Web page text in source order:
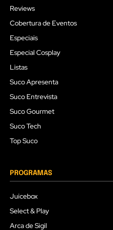
Reviews
Cobertura de Eventos
Especiais
Especial Cosplay
Listas
Suco Apresenta
Suco Entrevista
Suco Gourmet
Suco Tech
Top Suco
PROGRAMAS
Juicebox
Select & Play
Arca de Sigil